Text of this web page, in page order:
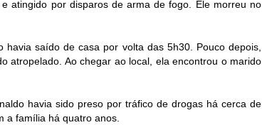
atingido por disparos de arma de fogo. Ele morreu no
saído de casa por volta das 5h30. Pouco depois,
atropelado. Ao chegar ao local, ela encontrou o marido
havia sido preso por tráfico de drogas há cerca de
a família há quatro anos.